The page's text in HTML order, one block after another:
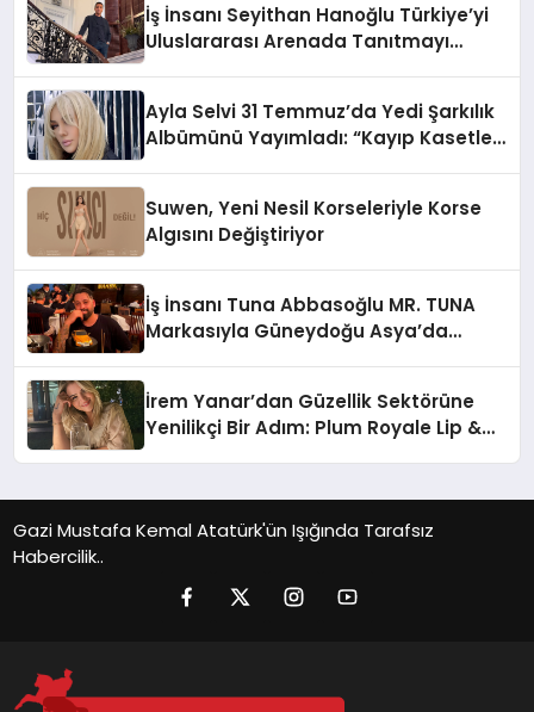
İş İnsanı Seyithan Hanoğlu Türkiye’yi
Uluslararası Arenada Tanıtmayı
Ayla Selvi 31 Temmuz’da Yedi Şarkılık
Albümünü Yayımladı: “Kayıp Kasetler
Suwen, Yeni Nesil Korseleriyle Korse
Algısını Değiştiriyor
İş İnsanı Tuna Abbasoğlu MR. TUNA
Markasıyla Güneydoğu Asya’da
İrem Yanar’dan Güzellik Sektörüne
Yenilikçi Bir Adım: Plum Royale Lip &
Gazi Mustafa Kemal Atatürk'ün Işığında Tarafsız
Habercilik..